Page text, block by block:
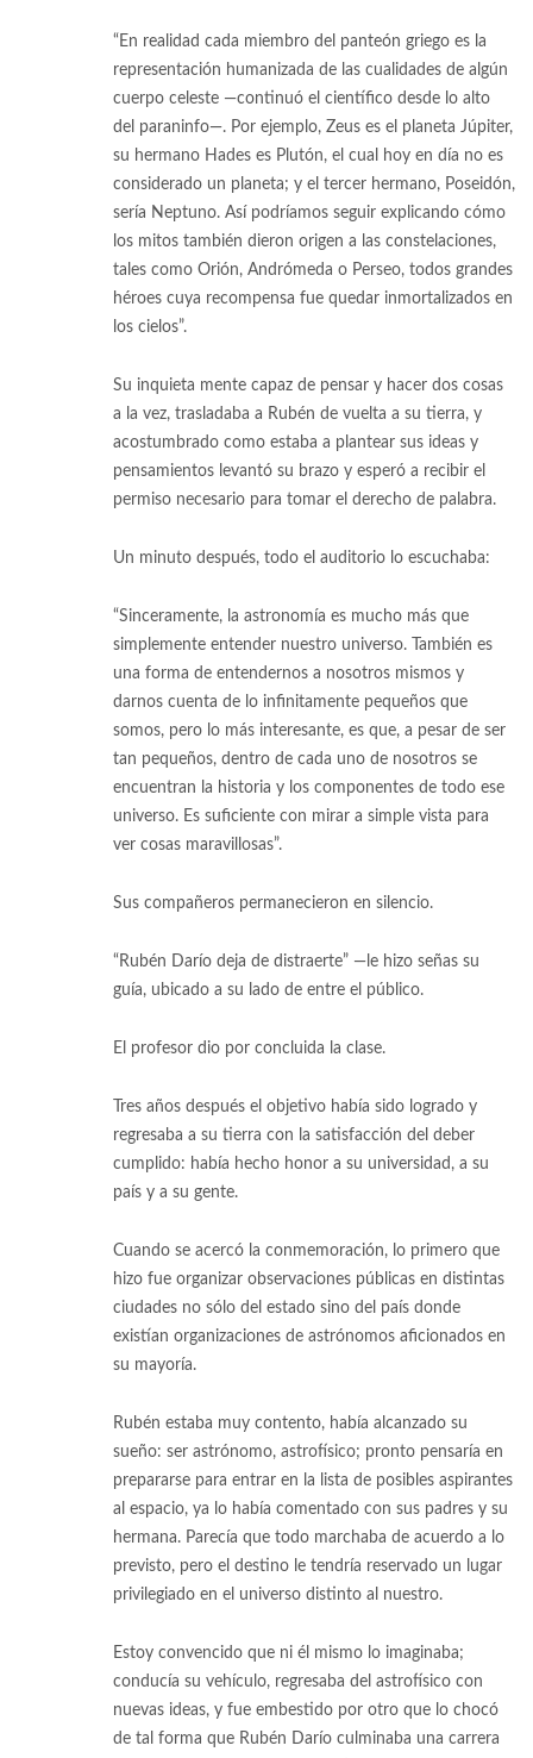
“En realidad cada miembro del panteón griego es la
representación humanizada de las cualidades de algún
cuerpo celeste —continuó el científico desde lo alto
del paraninfo—. Por ejemplo, Zeus es el planeta Júpiter,
su hermano Hades es Plutón, el cual hoy en día no es
considerado un planeta; y el tercer hermano, Poseidón,
sería Neptuno. Así podríamos seguir explicando cómo
los mitos también dieron origen a las constelaciones,
tales como Orión, Andrómeda o Perseo, todos grandes
héroes cuya recompensa fue quedar inmortalizados en
los cielos”.
Su inquieta mente capaz de pensar y hacer dos cosas
a la vez, trasladaba a Rubén de vuelta a su tierra, y
acostumbrado como estaba a plantear sus ideas y
pensamientos levantó su brazo y esperó a recibir el
permiso necesario para tomar el derecho de palabra.
Un minuto después, todo el auditorio lo escuchaba:
“Sinceramente, la astronomía es mucho más que
simplemente entender nuestro universo. También es
una forma de entendernos a nosotros mismos y
darnos cuenta de lo infinitamente pequeños que
somos, pero lo más interesante, es que, a pesar de ser
tan pequeños, dentro de cada uno de nosotros se
encuentran la historia y los componentes de todo ese
universo. Es suficiente con mirar a simple vista para
ver cosas maravillosas”.
Sus compañeros permanecieron en silencio.
“Rubén Darío deja de distraerte” —le hizo señas su
guía, ubicado a su lado de entre el público.
El profesor dio por concluida la clase.
Tres años después el objetivo había sido logrado y
regresaba a su tierra con la satisfacción del deber
cumplido: había hecho honor a su universidad, a su
país y a su gente.
Cuando se acercó la conmemoración, lo primero que
hizo fue organizar observaciones públicas en distintas
ciudades no sólo del estado sino del país donde
existían organizaciones de astrónomos aficionados en
su mayoría.
Rubén estaba muy contento, había alcanzado su
sueño: ser astrónomo, astrofísico; pronto pensaría en
prepararse para entrar en la lista de posibles aspirantes
al espacio, ya lo había comentado con sus padres y su
hermana. Parecía que todo marchaba de acuerdo a lo
previsto, pero el destino le tendría reservado un lugar
privilegiado en el universo distinto al nuestro.
Estoy convencido que ni él mismo lo imaginaba;
conducía su vehículo, regresaba del astrofísico con
nuevas ideas, y fue embestido por otro que lo chocó
de tal forma que Rubén Darío culminaba una carrera